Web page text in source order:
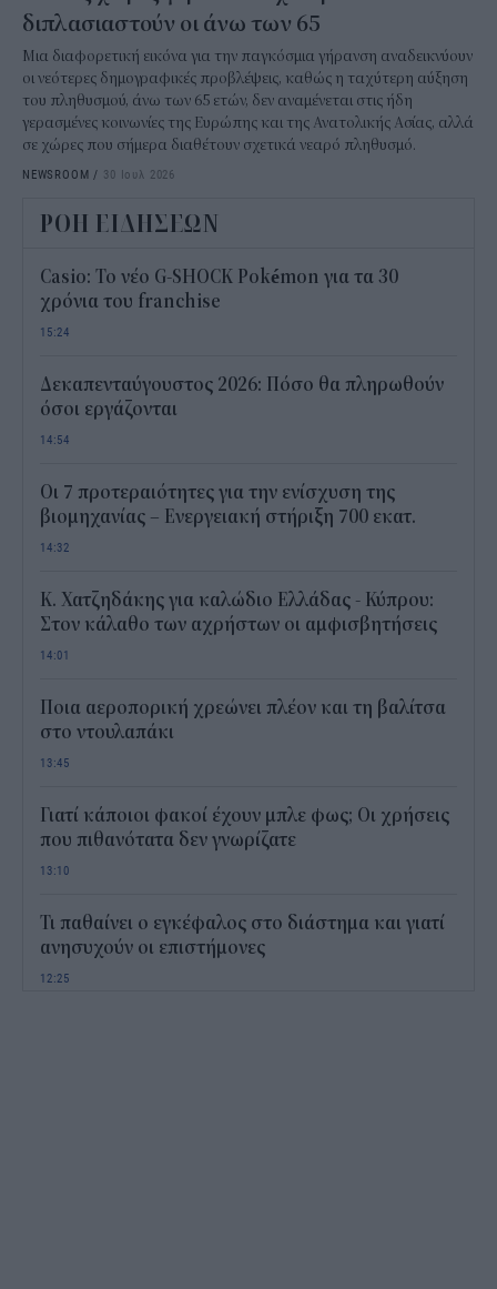
διπλασιαστούν οι άνω των 65
Μια διαφορετική εικόνα για την παγκόσμια γήρανση αναδεικνύουν
οι νεότερες δημογραφικές προβλέψεις, καθώς η ταχύτερη αύξηση
του πληθυσμού, άνω των 65 ετών, δεν αναμένεται στις ήδη
γερασμένες κοινωνίες της Ευρώπης και της Ανατολικής Ασίας, αλλά
σε χώρες που σήμερα διαθέτουν σχετικά νεαρό πληθυσμό.
NEWSROOM / 30 Ιουλ 2026
ΡΟΗ ΕΙΔΗΣΕΩΝ
Casio: Το νέο G-SHOCK Pokémon για τα 30
χρόνια του franchise
15:24
Δεκαπενταύγουστος 2026: Πόσο θα πληρωθούν
όσοι εργάζονται
14:54
Οι 7 προτεραιότητες για την ενίσχυση της
βιομηχανίας – Ενεργειακή στήριξη 700 εκατ.
14:32
Κ. Χατζηδάκης για καλώδιο Ελλάδας - Κύπρου:
Στον κάλαθο των αχρήστων οι αμφισβητήσεις
14:01
Ποια αεροπορική χρεώνει πλέον και τη βαλίτσα
στο ντουλαπάκι
13:45
Γιατί κάποιοι φακοί έχουν μπλε φως; Οι χρήσεις
που πιθανότατα δεν γνωρίζατε
13:10
Τι παθαίνει ο εγκέφαλος στο διάστημα και γιατί
ανησυχούν οι επιστήμονες
12:25